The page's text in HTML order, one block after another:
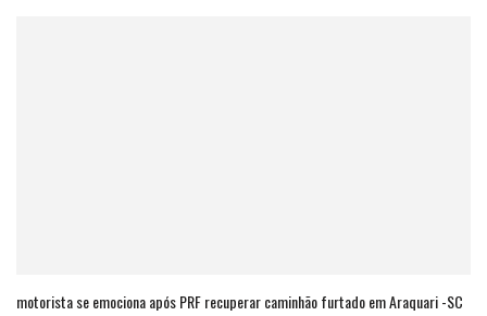
motorista se emociona após PRF recuperar caminhão furtado em Araquari -SC